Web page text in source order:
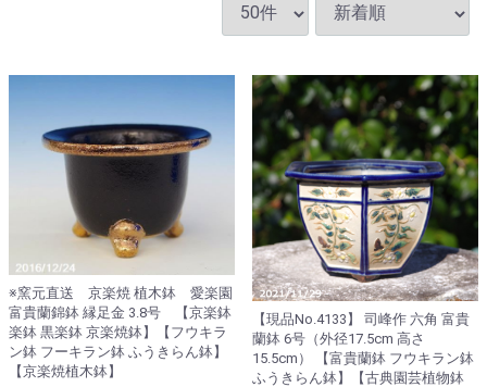
※窯元直送 京楽焼 植木鉢 愛楽園
富貴蘭錦鉢 縁足金 3.8号 【京楽鉢
楽鉢 黒楽鉢 京楽焼鉢】【フウキラ
ン鉢 フーキラン鉢 ふうきらん鉢】
【京楽焼植木鉢】
【現品No.4133】 司峰作 六角 富貴
蘭鉢 6号（外径17.5cm 高さ
15.5cm） 【富貴蘭鉢 フウキラン鉢
ふうきらん鉢】【古典園芸植物鉢